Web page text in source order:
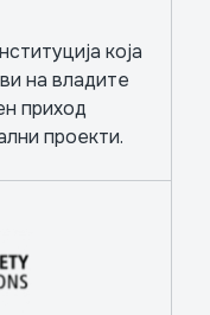
која
на владите
приход
проекти.